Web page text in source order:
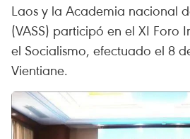
Laos y la Academia nacional
(VASS) participó en el XI Foro
el Socialismo, efectuado el 8
Vientiane.